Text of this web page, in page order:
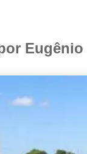
Eugênio